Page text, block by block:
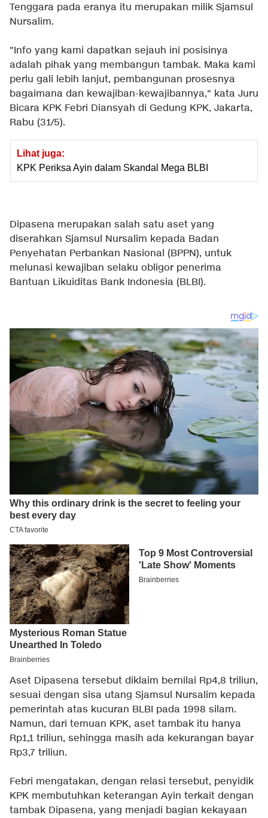
Tenggara pada eranya itu merupakan milik Sjamsul
Nursalim.
"Info yang kami dapatkan sejauh ini posisinya
adalah pihak yang membangun tambak. Maka kami
perlu gali lebih lanjut, pembangunan prosesnya
bagaimana dan kewajiban-kewajibannya," kata Juru
Bicara KPK Febri Diansyah di Gedung KPK, Jakarta,
Rabu (31/5).
Lihat juga:
KPK Periksa Ayin dalam Skandal Mega BLBI
Dipasena merupakan salah satu aset yang
diserahkan Sjamsul Nursalim kepada Badan
Penyehatan Perbankan Nasional (BPPN), untuk
melunasi kewajiban selaku obligor penerima
Bantuan Likuiditas Bank Indonesia (BLBI).
Aset Dipasena tersebut diklaim bernilai Rp4,8 triliun,
sesuai dengan sisa utang Sjamsul Nursalim kepada
pemerintah atas kucuran BLBI pada 1998 silam.
Namun, dari temuan KPK, aset tambak itu hanya
Rp1,1 triliun, sehingga masih ada kekurangan bayar
Rp3,7 triliun.
Febri mengatakan, dengan relasi tersebut, penyidik
KPK membutuhkan keterangan Ayin terkait dengan
tambak Dipasena, yang menjadi bagian kekayaan